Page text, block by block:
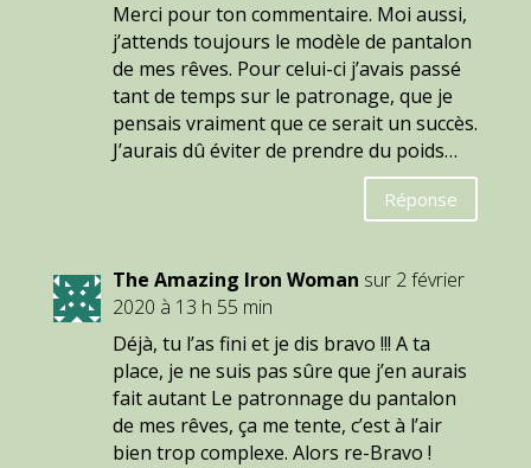
Merci pour ton commentaire. Moi aussi,
j’attends toujours le modèle de pantalon
de mes rêves. Pour celui-ci j’avais passé
tant de temps sur le patronage, que je
pensais vraiment que ce serait un succès.
J’aurais dû éviter de prendre du poids…
Réponse
The Amazing Iron Woman sur 2 février
2020 à 13 h 55 min
Déjà, tu l’as fini et je dis bravo !!! A ta
place, je ne suis pas sûre que j’en aurais
fait autant Le patronnage du pantalon
de mes rêves, ça me tente, c’est à l’air
bien trop complexe. Alors re-Bravo !